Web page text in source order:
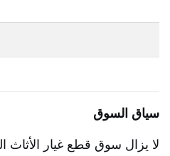
سياق السوق
لا يزال سوق قطع غيار الأثاث